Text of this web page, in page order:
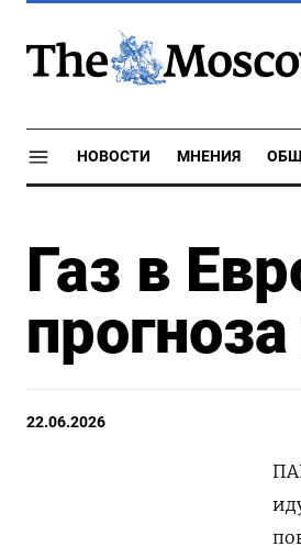
НОВОСТИ МНЕНИЯ
Газ в
22.06.2026